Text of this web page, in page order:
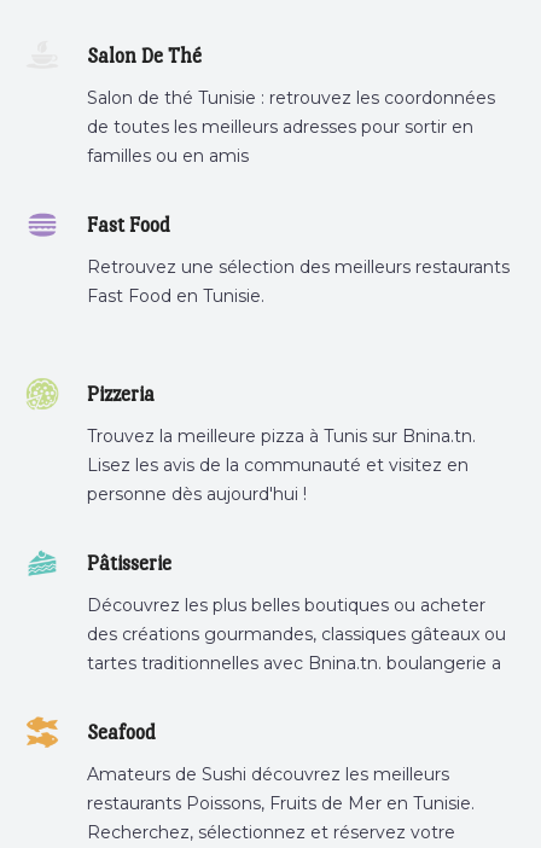
Salon De Thé
Salon de thé Tunisie : retrouvez les coordonnées
de toutes les meilleurs adresses pour sortir en
familles ou en amis
Fast Food
Retrouvez une sélection des meilleurs restaurants
Fast Food en Tunisie.
Pizzeria
Trouvez la meilleure pizza à Tunis sur Bnina.tn.
Lisez les avis de la communauté et visitez en
personne dès aujourd'hui !
Pâtisserie
Découvrez les plus belles boutiques ou acheter
des créations gourmandes, classiques gâteaux ou
tartes traditionnelles avec Bnina.tn. boulangerie a
tunis, pâtisserie sousse .
Seafood
Amateurs de Sushi découvrez les meilleurs
restaurants Poissons, Fruits de Mer en Tunisie.
Recherchez, sélectionnez et réservez votre